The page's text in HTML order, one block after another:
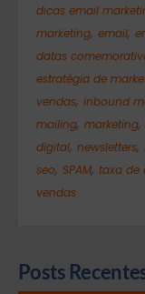
dicas email
marketing, email,
datas
estratégia de
vendas, inbound
mailing, marketing,
digital, newsletters,
seo, SPAM, taxa de
vendas
Posts